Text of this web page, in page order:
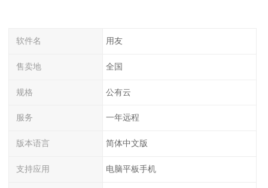
软件名 用友
售卖地 全国
规格 公有云
服务 一年远程
版本语言 简体中文版
支持应用 电脑平板手机